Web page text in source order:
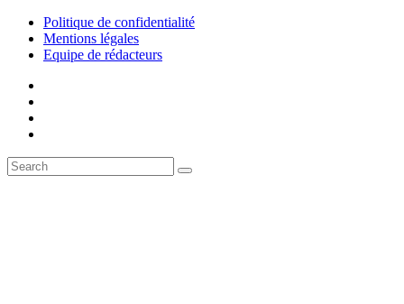
Politique de confidentialité
Mentions légales
Equipe de rédacteurs